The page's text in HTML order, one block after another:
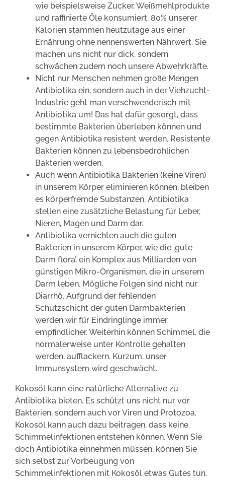
wie beispielsweise Zucker, Weißmehlprodukte
und raffinierte Öle konsumiert. 80% unserer
Kalorien stammen heutzutage aus einer
Ernährung ohne nennenswerten Nährwert. Sie
machen uns nicht nur dick, sondern
schwächen zudem noch unsere Abwehrkräfte.
Nicht nur Menschen nehmen große Mengen
Antibiotika ein, sondern auch in der Viehzucht-
Industrie geht man verschwenderisch mit
Antibiotika um! Das hat dafür gesorgt, dass
bestimmte Bakterien überleben können und
gegen Antibiotika resistent werden. Resistente
Bakterien können zu lebensbedrohlichen
Bakterien werden.
Auch wenn Antibiotika Bakterien (keine Viren)
in unserem Körper eliminieren können, bleiben
es körperfremde Substanzen. Antibiotika
stellen eine zusätzliche Belastung für Leber,
Nieren, Magen und Darm dar.
Antibiotika vernichten auch die guten
Bakterien in unserem Körper, wie die ‚gute
Darm flora’, ein Komplex aus Milliarden von
günstigen Mikro-Organismen, die in unserem
Darm leben. Mögliche Folgen sind nicht nur
Diarrhö. Aufgrund der fehlenden
Schutzschicht der guten Darmbakterien
werden wir für Eindringlinge immer
empfindlicher. Weiterhin können Schimmel, die
normalerweise unter Kontrolle gehalten
werden, aufflackern. Kurzum, unser
Immunsystem wird geschwächt.
Kokosöl kann eine natürliche Alternative zu
Antibiotika bieten. Es schützt uns nicht nur vor
Bakterien, sondern auch vor Viren und Protozoa.
Kokosöl kann auch dazu beitragen, dass keine
Schimmelinfektionen entstehen können. Wenn Sie
doch Antibiotika einnehmen müssen, können Sie
sich selbst zur Vorbeugung von
Schimmelinfektionen mit Kokosöl etwas Gutes tun.